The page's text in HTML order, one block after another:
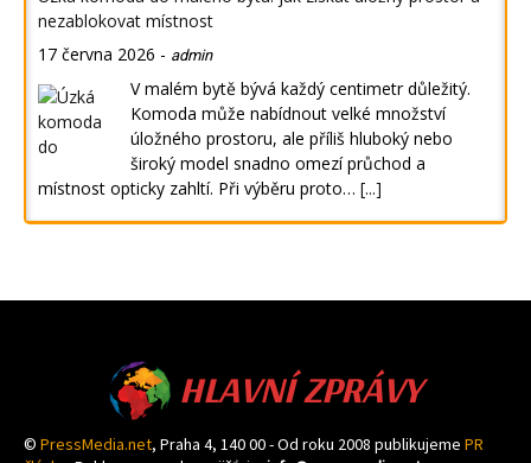
nezablokovat místnost
17 června 2026 - admin
V malém bytě bývá každý centimetr důležitý.
Komoda může nabídnout velké množství
úložného prostoru, ale příliš hluboký nebo
široký model snadno omezí průchod a
místnost opticky zahltí. Při výběru proto… [...]
HLAVNÍ ZPRÁVY
© PressMedia.net, Praha 4, 140 00 - Od roku 2008 publikujeme PR